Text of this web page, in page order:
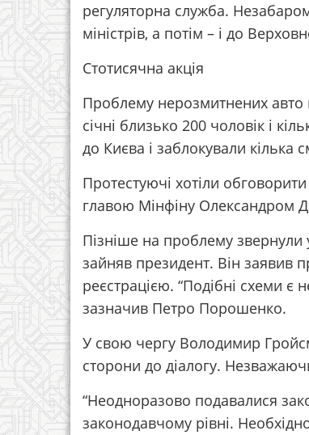
регуляторна служба.
міністрів, а потім – і до
Стотисячна акція
Проблему нерозмитнених авто
січні близько 200 чоловік і
до Києва і заблокували кілька
Протестуючі хотіли
главою Мінфіну Олександром
Пізніше на проблему
зайняв президент. Він заявив
реєстрацією. “Подібні схеми
зазначив Петро Порошенко.
У свою чергу Володимир
сторони до діалогу.
“Неодноразово подавалися
законодавчому рівні.